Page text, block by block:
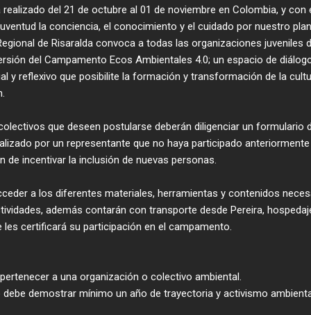
del 21 de octubre al 01 de noviembre en Colombia, y con
la conciencia, el conocimiento y el cuidado por nuestro
de Risaralda convoca a todas las organizaciones juveniles
del Campamento Ecos Ambientales 4.0; un espacio de
y reflexivo que posibilite la formación y transformación de la
que deseen postularse deberán diligenciar un formulario
por un representante que no haya participado anteriormente
incentivar la inclusión de nuevas personas.
a los diferentes materiales, herramientas y contenidos
además contarán con transporte desde Pereira,
certificará su participación en el campamento.
a una organización o colectivo ambiental.
demostrar mínimo un año de trayectoria y activismo